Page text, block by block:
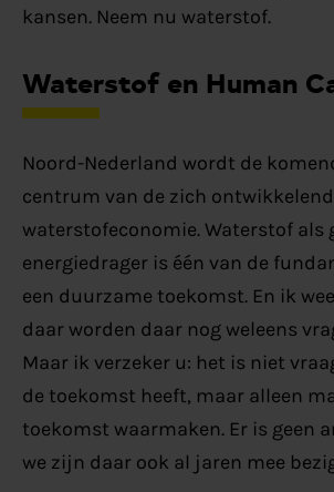
kansen. Neem nu waterstof.
Waterstof en Human
Noord-Nederland wordt de
centrum van de zich
waterstofeconomie. Waterstof als
energiedrager is één van de
een duurzame toekomst. En ik
daar worden daar nog weleens
Maar ik verzeker u: het is niet
de toekomst heeft, maar alleen
toekomst waarmaken. Er is geen
we zijn daar ook al jaren mee